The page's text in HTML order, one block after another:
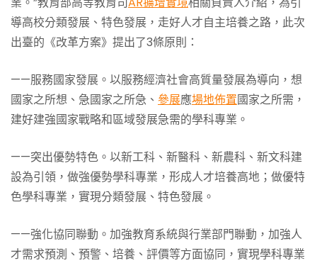
導高校分類發展、特色發展，走好人才自主培養之路，此次
出臺的《改革方案》提出了3條原則：
——服務國家發展。以服務經濟社會高質量發展為導向，想
國家之所想、急國家之所急、 參展應場地佈置國家之所需，
建好建強國家戰略和區域發展急需的學科專業。
——突出優勢特色。以新工科、新醫科、新農科、新文科建
設為引領，做強優勢學科專業，形成人才培養高地；做優特
色學科專業，實現分類發展、特色發展。
——強化協同聯動。加強教育系統與行業部門聯動，加強人
才需求預測、預警、培養、評價等方面協同，實現學科專業